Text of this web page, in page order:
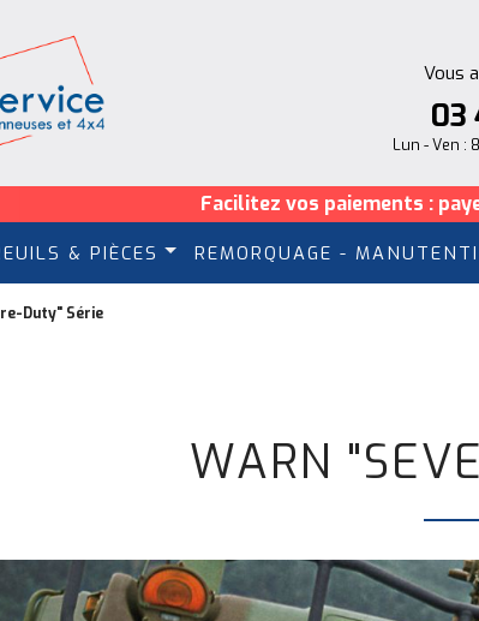
Facilitez vos paiements :
& PIÈCES REMORQUAGE -
Duty" Série
WARN
Vous
03
Lun - Ven :